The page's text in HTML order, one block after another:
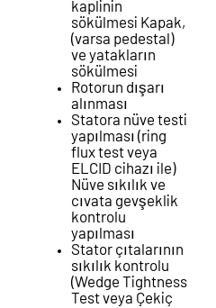
kaplinin
sökülmesi Kapak,
(varsa pedestal)
ve yatakların
sökülmesi
Rotorun dışarı
alınması
Statora nüve testi
yapılması (ring
flux test veya
ELCID cihazı ile)
Nüve sıkılık ve
cıvata gevşeklik
kontrolu
yapılması
Stator çıtalarının
sıkılık kontrolu
(Wedge Tightness
Test veya Çekiç